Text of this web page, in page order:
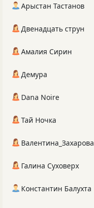
Арыстан Тастанов
Двенадцать струн
Амалия Сирин
Демура
Dana Noire
Тай Ночка
Валентина_Захарова
Галина Суховерх
Константин Балухта